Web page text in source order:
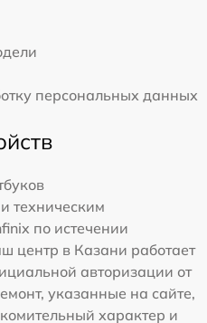
персональных данных
техническим
по истечении
центр в Казани работает
авторизации от
указанные на сайте,
характер и